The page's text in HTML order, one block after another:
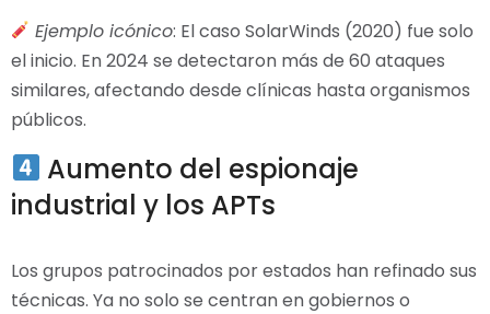
Ejemplo icónico: El caso SolarWinds (2020) fue solo
el inicio. En 2024 se detectaron más de 60 ataques
similares, afectando desde clínicas hasta organismos
públicos.
Aumento del espionaje
industrial y los APTs
Los grupos patrocinados por estados han refinado sus
técnicas. Ya no solo se centran en gobiernos o